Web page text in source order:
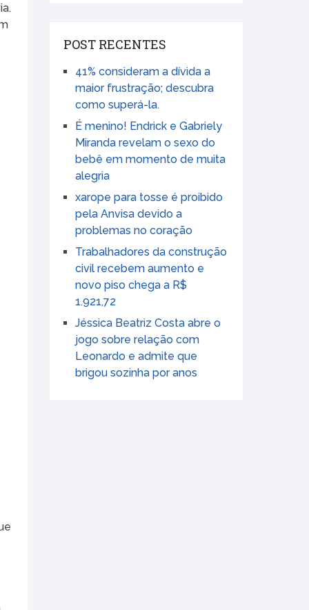
POST RECENTES
41% consideram a dívida a
maior frustração; descubra
como superá-la.
É menino! Endrick e Gabriely
Miranda revelam o sexo do
bebê em momento de muita
alegria
xarope para tosse é proibido
pela Anvisa devido a
problemas no coração
Trabalhadores da construção
civil recebem aumento e
novo piso chega a R$
1.921,72
Jéssica Beatriz Costa abre o
jogo sobre relação com
Leonardo e admite que
brigou sozinha por anos